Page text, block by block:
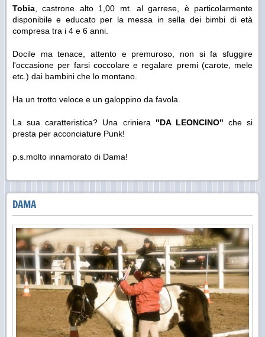
Tobia , castrone alto 1,00 mt. al garrese, è particolarmente
disponibile e educato per la messa in sella dei bimbi di età
compresa tra i 4 e 6 anni.
Docile ma tenace, attento e premuroso, non si fa sfuggire
l'occasione per farsi coccolare e regalare premi (carote, mele
etc.) dai bambini che lo montano.
Ha un trotto veloce e un galoppino da favola.
La sua caratteristica? Una criniera "DA LEONCINO" che si
presta per acconciature Punk!
p.s.molto innamorato di Dama!
DAMA